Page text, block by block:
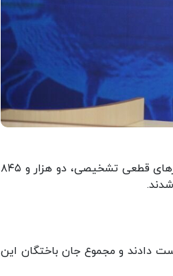
ایسنا: دکتر سیماسادات لاری گفت: از دیروز تا امروز ۲۹ شهریور ۱۳۹۹ و بر اساس معیارهای قطعی تشخیصی، دو هزار و ۸۴۵
گذشته، ۱۶۶ بیمار کووید۱۹ جان خود را از دست دادند و مجموع جان باختگان این